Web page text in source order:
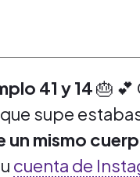
41 y 14🎂 💕
supe
mismo
cuenta de